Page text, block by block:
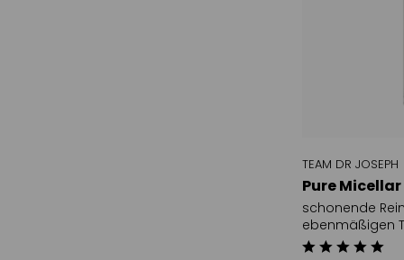
TEAM DR JOSEPH
Pure
schonende
ebenmäßigen